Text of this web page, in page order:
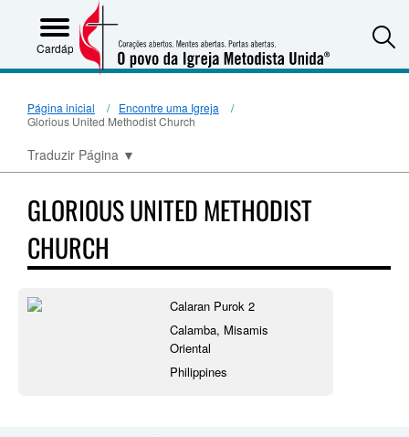
Cardápio
Página inicial
Encontre uma Igreja
Glorious United Methodist Church
Traduzir Página ▼
GLORIOUS UNITED METHODIST
CHURCH
Calaran Purok 2
Calamba, Misamis
Oriental
Philippines